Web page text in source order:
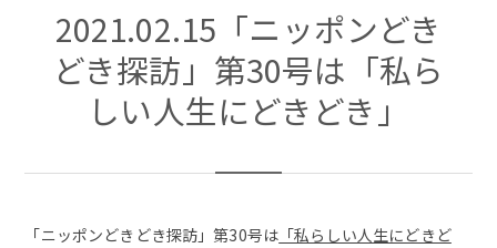
2021.02.15「ニッポンどき
どき探訪」第30号は「私ら
しい人生にどきどき」
「ニッポンどきどき探訪」第30号は 「私らしい人生にどきど